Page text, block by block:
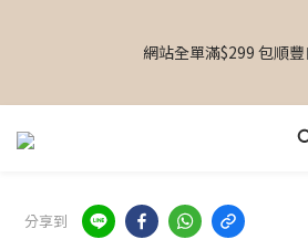
｜啟德Airside｜MOKO新世紀｜銅鑼灣
網站全單滿$299 包順
【  設計師飾物｜香港飾物店｜專屬禮物
分享到